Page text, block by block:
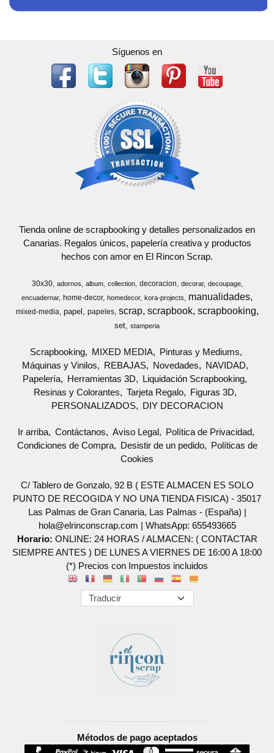
Síguenos en
Tienda online de scrapbooking y detalles personalizados en
Canarias. Regalos únicos, papelería creativa y productos
hechos con amor en El Rincon Scrap.
30x30 adornos album collection decoracion decorar
decoupage
encuadernar
home-decor homedecor kora-projects manualidades
mixed-media papel papeles scrap scrapbook scrapbooking
set stamperia
Scrapbooking MIXED MEDIA
Pinturas y Mediums
Máquinas y Vinilos
REBAJAS Novedades
NAVIDAD
Papelería
Herramientas 3D
Liquidación Scrapbooking
Resinas y Colorantes
Tarjeta Regalo
Figuras 3D
PERSONALIZADOS
DIY DECORACION
Ir arriba Contáctanos Aviso Legal
Política de Privacidad
Condiciones de Compra
Desistir de un pedido
Políticas de
Cookies
C/ Tablero de Gonzalo, 92 B ( ESTE ALMACEN ES SOLO
PUNTO DE RECOGIDA Y NO UNA TIENDA FISICA) - 35017
Las Palmas de Gran Canaria, Las Palmas - (España) |
hola@elrinconscrap.com | WhatsApp: 655493665
Horario: ONLINE: 24 HORAS / ALMACEN: ( CONTACTAR
SIEMPRE ANTES ) DE LUNES A VIERNES DE 16:00 A 18:00
(*) Precios con Impuestos incluidos
Métodos de pago aceptados